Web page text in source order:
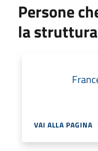
Persone
la struttura
VAI ALLA PAGINA